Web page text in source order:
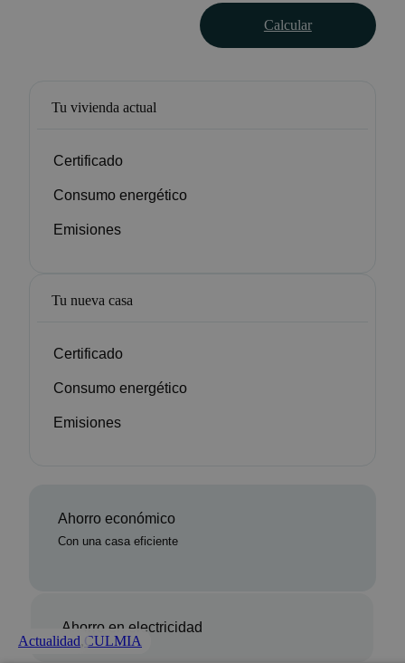
Actualidad CULMIA
Actualidad CULMIA
Actualidad
Calcular
Tu vivienda actual
Certificado
Consumo energético
Emisiones
Tu nueva casa
Certificado
Consumo energético
Emisiones
Ahorro económico
Con una casa eficiente
Ahorro en electricidad